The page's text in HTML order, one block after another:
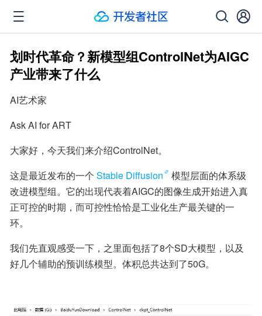
划时代革命？新模型组ControlNet为AIGC
产业带来了什么
AI艺术家
Ask AI for ART
大家好，今天我们来介绍ControlNet。
这是最近发布的一个 Stable Diffusion
模型层面的体系级
改进模型组。它的出现代表着AIGC的图像生成开始进入真
正可控的时期，而可控性恰恰是工业化生产最关键的一
环。
我们先直观感受一下，之里面包括了8个SD大模型，以及
好几个辅助的预训练模型。体积总共达到了50G。